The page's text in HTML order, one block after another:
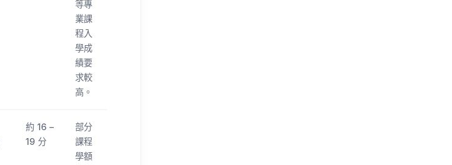
等專
業課
程入
學成
績要
求較
高。
約 16 –
19 分
部分
課程
學額